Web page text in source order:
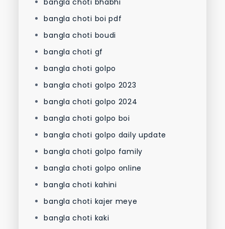
bangla choti bhabhi
bangla choti boi pdf
bangla choti boudi
bangla choti gf
bangla choti golpo
bangla choti golpo 2023
bangla choti golpo 2024
bangla choti golpo boi
bangla choti golpo daily update
bangla choti golpo family
bangla choti golpo online
bangla choti kahini
bangla choti kajer meye
bangla choti kaki